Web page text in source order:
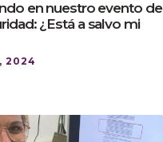
en nuestro evento de
¿Está a salvo mi
2024